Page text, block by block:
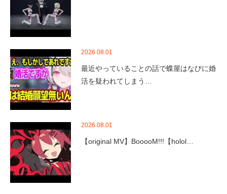
2026.08.01
最近やっていることの話で蝶屋はなびに婚
活を疑われてしまう…
2026.08.01
【original MV】BooooM!!!【holol…